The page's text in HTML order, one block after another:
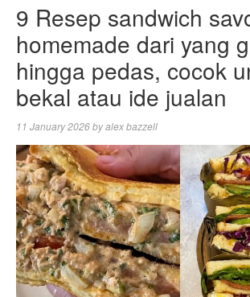
9 Resep sandwich
homemade dari yang
hingga pedas, cocok
bekal atau ide jualan
11 January 2026byalex bazzell